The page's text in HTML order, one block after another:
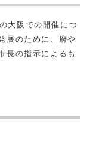
大阪での開催につ
展のために、府や
長の指示によるも